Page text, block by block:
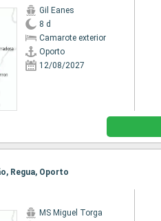
Gil Eanes
8 d
Camarote exterior
Oporto
12/08/2027
Regua, Oporto
MS Miguel Torga